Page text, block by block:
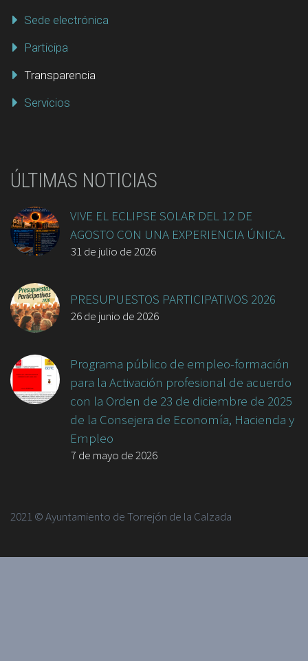
Sede electrónica
Participa
Transparencia
Servicios
ÚLTIMAS NOTICIAS
VIVE EL ECLIPSE SOLAR DEL 12 DE
AGOSTO CON UNA EXPERIENCIA ÚNICA.
31 de julio de 2026
PRESUPUESTOS PARTICIPATIVOS 2026
26 de junio de 2026
Programa público de empleo-formación
para la Activación profesional de acuerdo
con la Orden de 23 de diciembre de 2025
de la Consejera de Economía, Hacienda y
Empleo
7 de mayo de 2026
2021 © Ayuntamiento de Torrejón de la Calzada